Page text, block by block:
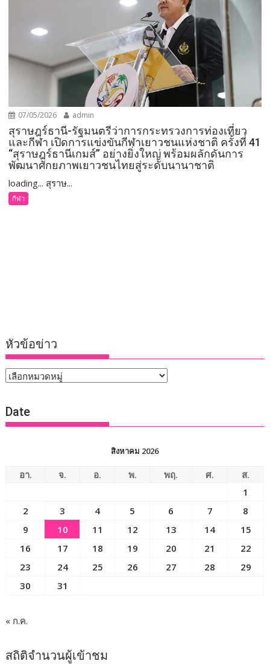
07/05/2026 admin
สุราษฎร์ธานี-รัฐมนตรีว่าการกระทรวงการท่องเที่ยว
และกีฬา เปิดการแข่งขันกีฬาเยาวชนแห่งชาติ ครั้งที่ 41
“สุราษฎร์ธานีเกมส์” อย่างยิ่งใหญ่ พร้อมผลักดันการ
พัฒนาศักยภาพเยาวชนไทยสู่ระดับนานาชาติ
loading... สุราษ...
กีฬา
หัวข้อข่าว
หัวข้อ
Date
สิงหาคม 2026
อา. จ. อ. พ. พฤ. ศ.
ส.
1
2
3 4 5 6 7
8
9
10 11 12 13 14
15
16
17 18 19 20 21
22
23
24 25 26 27 28
29
30
31
« ก.ค.
สถิติจำนวนผู้เข้าชม